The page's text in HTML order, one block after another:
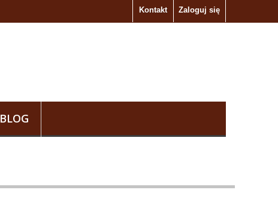
Zaloguj się
Kontakt
BLOG